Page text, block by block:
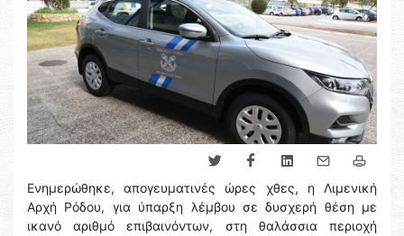
Ενημερώθηκε, απογευματινές ώρες χθες, η Λιμενική
Αρχή Ρόδου, για ύπαρξη λέμβου σε δυσχερή θέση με
ικανό αριθμό επιβαινόντων, στη θαλάσσια περιοχή